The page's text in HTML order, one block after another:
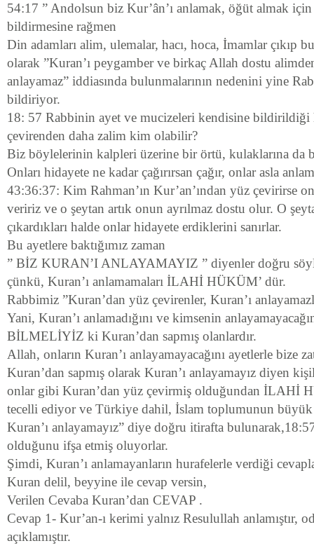
54:17 ” Andolsun biz Kur’ân’ı anlamak, öğüt almak
bildirmesine rağmen
Din adamları alim, ulemalar, hacı, hoca, İmamlar çıkıp
olarak ”Kuran’ı peygamber ve birkaç Allah dostu
anlayamaz” iddiasında bulunmalarının nedenini yine
bildiriyor.
18: 57 Rabbinin ayet ve mucizeleri kendisine bildirildiği
çevirenden daha zalim kim olabilir?
Biz böylelerinin kalpleri üzerine bir örtü, kulaklarına da
Onları hidayete ne kadar çağırırsan çağır, onlar asla
43:36:37: Kim Rahman’ın Kur’an’ından yüz çevirirse
veririz ve o şeytan artık onun ayrılmaz dostu olur. O
çıkardıkları halde onlar hidayete erdiklerini sanırlar.
Bu ayetlere baktığımız zaman
” BİZ KURAN’I ANLAYAMAYIZ ” diyenler doğru
çünkü, Kuran’ı anlamamaları İLAHİ HÜKÜM’ dür.
Rabbimiz ”Kuran’dan yüz çevirenler, Kuran’ı
Yani, Kuran’ı anlamadığını ve kimsenin
BİLMELİYİZ ki Kuran’dan sapmış olanlardır.
Allah, onların Kuran’ı anlayamayacağını ayetlerle bize
Kuran’dan sapmış olarak Kuran’ı anlayamayız diyen
onlar gibi Kuran’dan yüz çevirmiş olduğundan İLAHİ
tecelli ediyor ve Türkiye dahil, İslam toplumunun
Kuran’ı anlayamayız” diye doğru itirafta
olduğunu ifşa etmiş oluyorlar.
Şimdi, Kuran’ı anlamayanların hurafelerle verdiği
Kuran delil, beyyine ile cevap versin,
Verilen Cevaba Kuran’dan CEVAP .
Cevap 1- Kur’an-ı kerimi yalnız Resulullah anlamıştır,
açıklamıştır.